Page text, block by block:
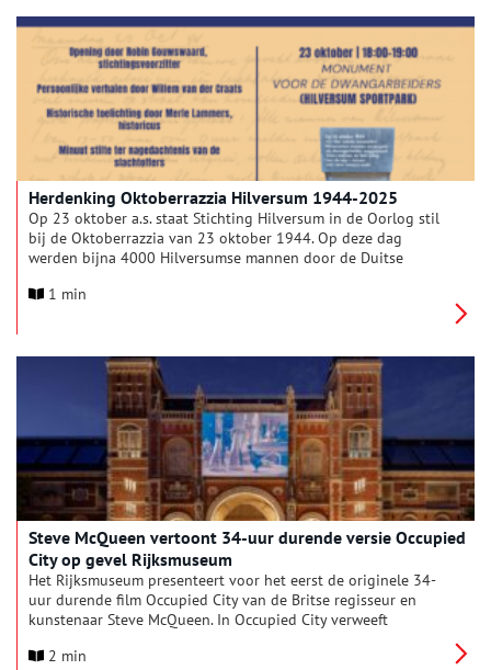
Herdenking Oktoberrazzia Hilversum 1944-2025
Op 23 oktober a.s. staat Stichting Hilversum in de Oorlog stil
bij de Oktoberrazzia van 23 oktober 1944. Op deze dag
werden bijna 4000 Hilversumse mannen door de Duitse
Amersfoort in Duitsland terecht. Zeker 80 van hen keerden
jaar vrijheid viert, vindt Stichting Hilversum in de Oorlog het
van groot belang deze gebeurtenis te herdenken.
1 min
‌Steve McQueen vertoont 34-uur durende versie Occupied
City op gevel Rijksmuseum
Het Rijksmuseum presenteert voor het eerst de originele 34-
uur durende film Occupied City van de Britse regisseur en
kunstenaar Steve McQueen. In Occupied City verweeft
littekens van de Tweede Wereldoorlog met het hedendaagse
2 min